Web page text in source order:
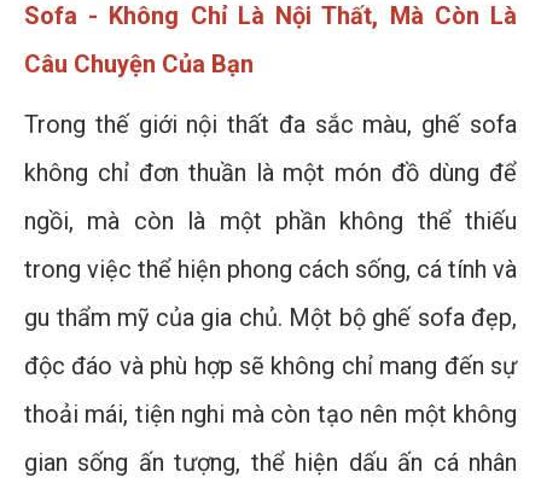
Sofa - Không Chỉ Là Nội Thất, Mà Còn Là
Câu Chuyện Của Bạn
Trong thế giới nội thất đa sắc màu, ghế sofa
không chỉ đơn thuần là một món đồ dùng để
ngồi, mà còn là một phần không thể thiếu
trong việc thể hiện phong cách sống, cá tính và
gu thẩm mỹ của gia chủ. Một bộ ghế sofa đẹp,
độc đáo và phù hợp sẽ không chỉ mang đến sự
thoải mái, tiện nghi mà còn tạo nên một không
gian sống ấn tượng, thể hiện dấu ấn cá nhân